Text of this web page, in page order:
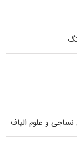
و علوم الیاف